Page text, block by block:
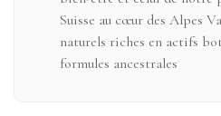
Suisse au cœur des Alpes
naturels riches en actifs
formules ancestrales